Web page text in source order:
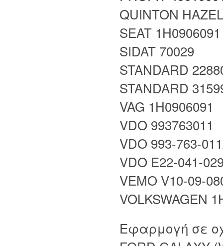
QUINTON
SEAT
SIDAT 70029
STANDARD
STANDARD
VAG 1H0906091
VDO 993763011
VDO 993-763-
VDO E22-041-
VEMO V10-09-
VOLKSWAGEN
Εφαρμογή σε